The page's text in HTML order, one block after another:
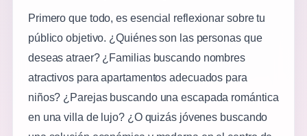
Primero que todo, es esencial reflexionar sobre tu
público objetivo. ¿Quiénes son las personas que
deseas atraer? ¿Familias buscando nombres
atractivos para apartamentos adecuados para
niños? ¿Parejas buscando una escapada romántica
en una villa de lujo? ¿O quizás jóvenes buscando